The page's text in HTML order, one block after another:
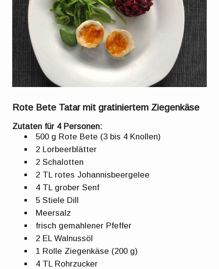
Rote Bete Tatar mit gratiniertem Ziegenkäse
Zutaten für 4 Personen:
500 g Rote Bete (3 bis 4 Knollen)
2 Lorbeerblätter
2 Schalotten
2 TL rotes Johannisbeergelee
4 TL grober Senf
5 Stiele Dill
Meersalz
frisch gemahlener Pfeffer
2 EL Walnussöl
1 Rolle Ziegenkäse (200 g)
4 TL Rohrzucker